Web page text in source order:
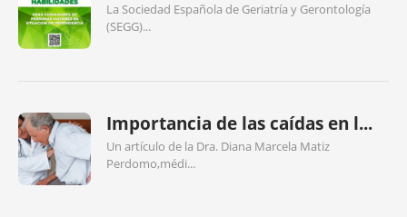
La Sociedad Española de Geriatría y Gerontología
(SEGG)...
Importancia de las caídas en l...
Un artículo de la Dra. Diana Marcela Matiz
Perdomo,médi...